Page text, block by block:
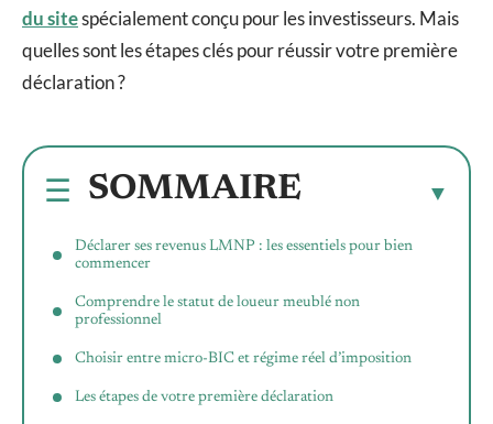
du sitespécialement conçu pour les investisseurs. Mais
quelles sont les étapes clés pour réussir votre première
déclaration ?
SOMMAIRE
Déclarer ses revenus LMNP : les essentiels pour bien
commencer
Comprendre le statut de loueur meublé non
professionnel
Choisir entre micro-BIC et régime réel d’imposition
Les étapes de votre première déclaration